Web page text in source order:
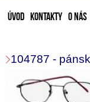
104787 -
Úvod Kontakty O nás